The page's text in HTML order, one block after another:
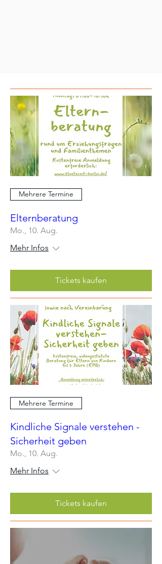
Mehrere Termine
Elternberatung
Mo., 10. Aug.
Mehr Infos
Tickets kaufen
Mehrere Termine
Kindliche Signale verstehen -
Sicherheit geben
Mo., 10. Aug.
Mehr Infos
Tickets kaufen